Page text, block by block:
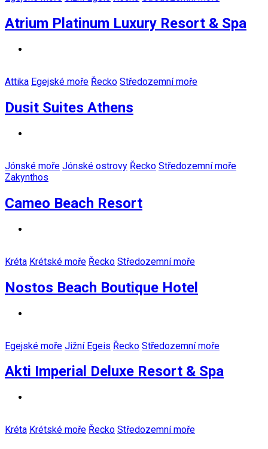
Atrium Platinum Luxury Resort & Spa
Attika Egejské moře Řecko Středozemní moře
Dusit Suites Athens
Jónské moře Jónské ostrovy Řecko Středozemní moře
Zakynthos
Cameo Beach Resort
Kréta Krétské moře Řecko Středozemní moře
Nostos Beach Boutique Hotel
Egejské moře Jižní Egeis Řecko Středozemní moře
Akti Imperial Deluxe Resort & Spa
Kréta Krétské moře Řecko Středozemní moře